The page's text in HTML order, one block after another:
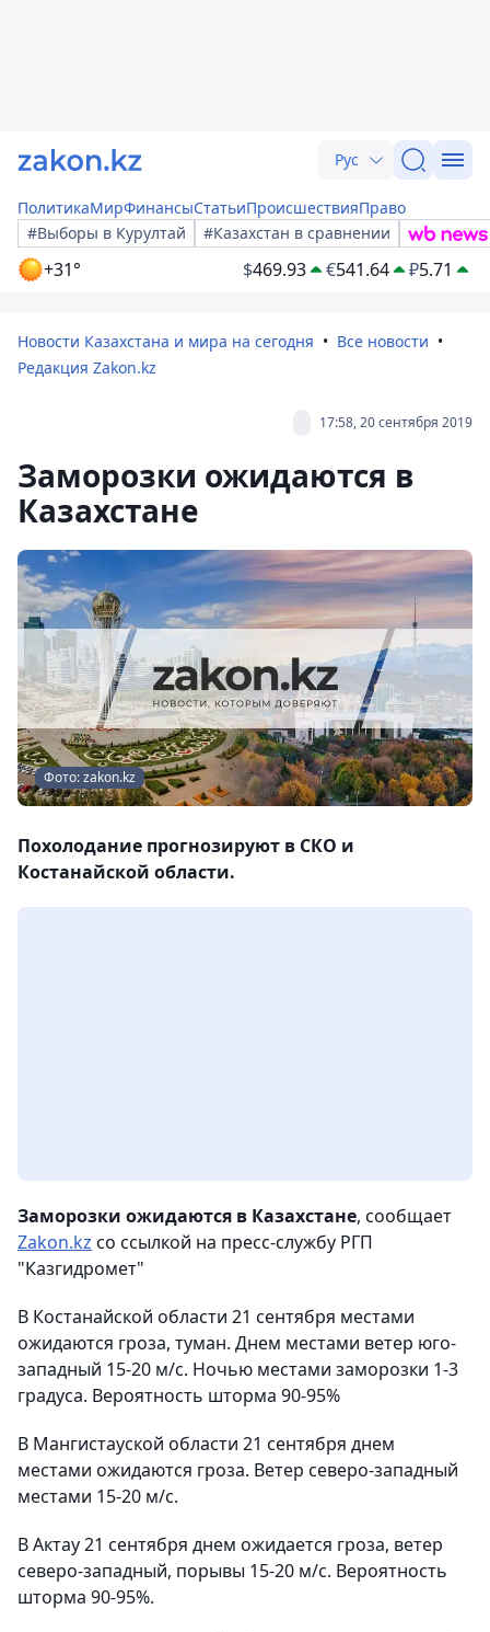
Рус
ПолитикаМирФинансыСтатьиПроисшествияПраво
#Выборы в Курултай
#Казахстан в сравнении
+31° $469.93 €541.64 ₽5.71
Новости Казахстана и мира на сегодня
Все новости
Редакция Zakon.kz
17:58, 20 сентября 2019
Заморозки ожидаются в
Казахстане
Фото: zakon.kz
Похолодание прогнозируют в СКО и
Костанайской области.
Заморозки ожидаются в Казахстане, сообщает
Zakon.kz со ссылкой на пресс-службу РГП
"Казгидромет"
В Костанайской области 21 сентября местами
ожидаются гроза, туман. Днем местами ветер юго-
западный 15-20 м/с. Ночью местами заморозки 1-3
градуса. Вероятность шторма 90-95%
В Мангистауской области 21 сентября днем
местами ожидаются гроза. Ветер северо-западный
местами 15-20 м/с.
В Актау 21 сентября днем ожидается гроза, ветер
северо-западный, порывы 15-20 м/с. Вероятность
шторма 90-95%.